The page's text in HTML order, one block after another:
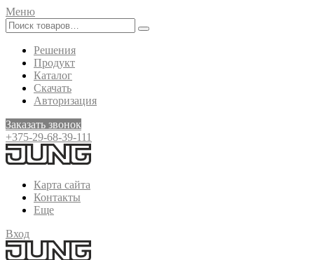
Меню
Решения
Продукт
Каталог
Скачать
Авторизация
Заказать звонок
+375-29-68-39-111
Карта сайта
Контакты
Еще
Вход